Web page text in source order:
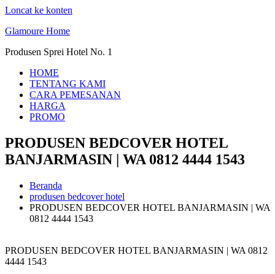
Loncat ke konten
Glamoure Home
Produsen Sprei Hotel No. 1
HOME
TENTANG KAMI
CARA PEMESANAN
HARGA
PROMO
PRODUSEN BEDCOVER HOTEL
BANJARMASIN | WA 0812 4444 1543
Beranda
produsen bedcover hotel
PRODUSEN BEDCOVER HOTEL BANJARMASIN | WA
0812 4444 1543
PRODUSEN BEDCOVER HOTEL BANJARMASIN | WA 0812
4444 1543